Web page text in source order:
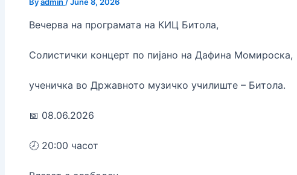
Вечерва на програмата на КИЦ Битола,
Солистички концерт по пијано на Дафина Момироска,
ученичка во Државното музичко училиште – Битола.
📅 08.06.2026
🕗 20:00 часот